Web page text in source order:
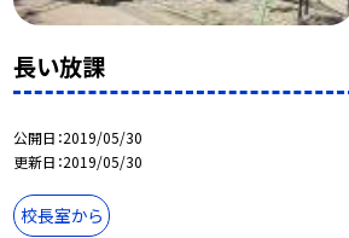
長い放課
公開日 2019/05/30
更新日 2019/05/30
校長室から